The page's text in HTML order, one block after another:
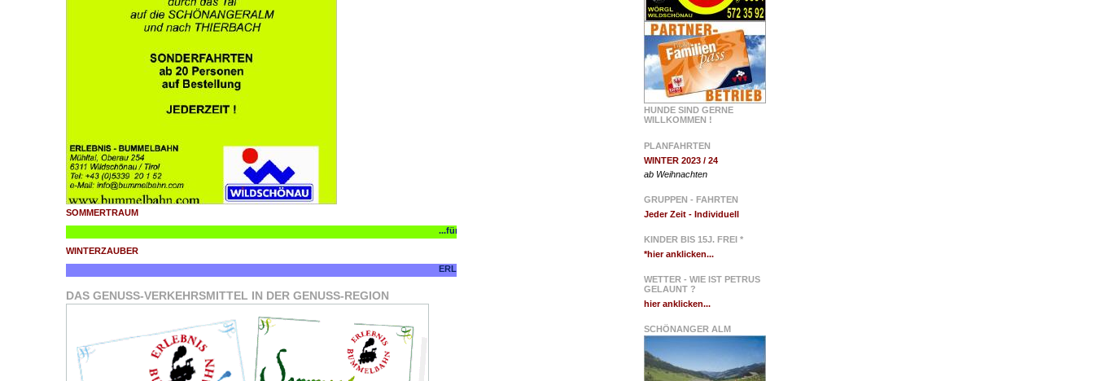
SOMMERTRAUM
WINTERZAUBER
DAS GENUSS-VERKEHRSMITTEL IN DER GENUSS-REGION
HUNDE SIND GERNE
WILLKOMMEN !
PLANFAHRTEN
WINTER 2023 / 24
ab Weihnachten
GRUPPEN - FAHRTEN
Jeder Zeit - Individuell
KINDER BIS 15J. FREI *
*hier anklicken...
WETTER - WIE IST PETRUS
GELAUNT ?
hier anklicken...
SCHÖNANGER ALM